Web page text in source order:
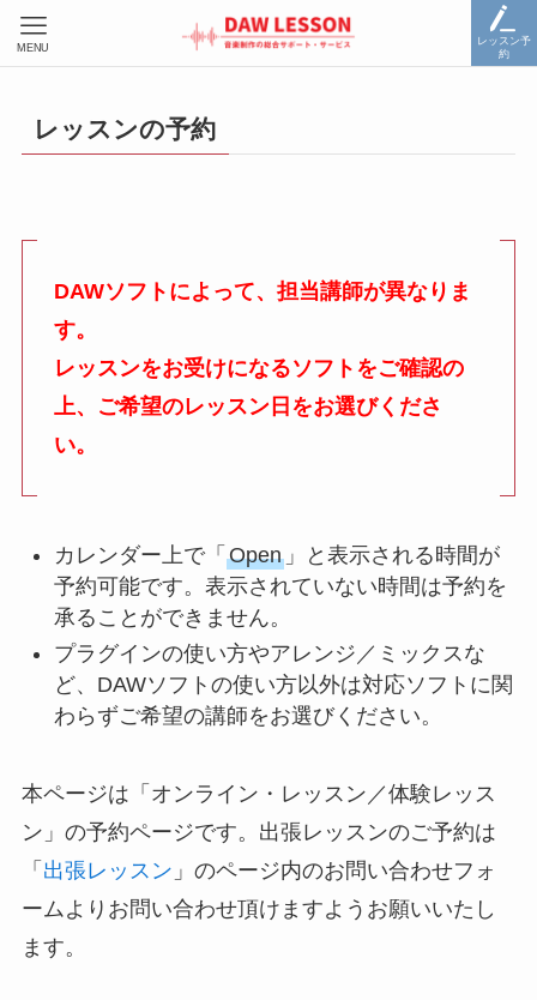
レッスン予
約
MENU
レッスンの予約
DAWソフトによって、担当講師が異なりま
す。
レッスンをお受けになるソフトをご確認の
上、ご希望のレッスン日をお選びくださ
い。
カレンダー上で「 Open」と表示される時間が
予約可能です。表示されていない時間は予約を
承ることができません。
プラグインの使い方やアレンジ／ミックスな
ど、DAWソフトの使い方以外は対応ソフトに関
わらずご希望の講師をお選びください。
本ページは「オンライン・レッスン／体験レッス
ン」の予約ページです。出張レッスンのご予約は
「 出張レッスン 」のページ内のお問い合わせフォ
ームよりお問い合わせ頂けますようお願いいたし
ます。